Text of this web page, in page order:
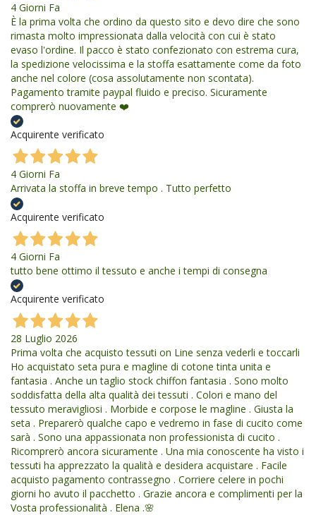
4 Giorni Fa
È la prima volta che ordino da questo sito e devo dire che sono
rimasta molto impressionata dalla velocità con cui è stato
evaso l'ordine. Il pacco è stato confezionato con estrema cura,
la spedizione velocissima e la stoffa esattamente come da foto
anche nel colore (cosa assolutamente non scontata).
Pagamento tramite paypal fluido e preciso. Sicuramente
comprerò nuovamente ❤️
Acquirente verificato
4 Giorni Fa
Arrivata la stoffa in breve tempo . Tutto perfetto
Acquirente verificato
4 Giorni Fa
tutto bene ottimo il tessuto e anche i tempi di consegna
Acquirente verificato
28 Luglio 2026
Prima volta che acquisto tessuti on Line senza vederli e toccarli
Ho acquistato seta pura e magline di cotone tinta unita e
fantasia . Anche un taglio stock chiffon fantasia . Sono molto
soddisfatta della alta qualità dei tessuti . Colori e mano del
tessuto meravigliosi . Morbide e corpose le magline . Giusta la
seta . Preparerò qualche capo e vedremo in fase di cucito come
sarà . Sono una appassionata non professionista di cucito .
Ricomprerò ancora sicuramente . Una mia conoscente ha visto i
tessuti ha apprezzato la qualità e desidera acquistare . Facile
acquisto pagamento contrassegno . Corriere celere in pochi
giorni ho avuto il pacchetto . Grazie ancora e complimenti per la
Vosta professionalità . Elena .🌸